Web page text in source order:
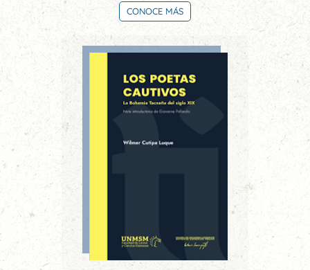
CONOCE MÁS